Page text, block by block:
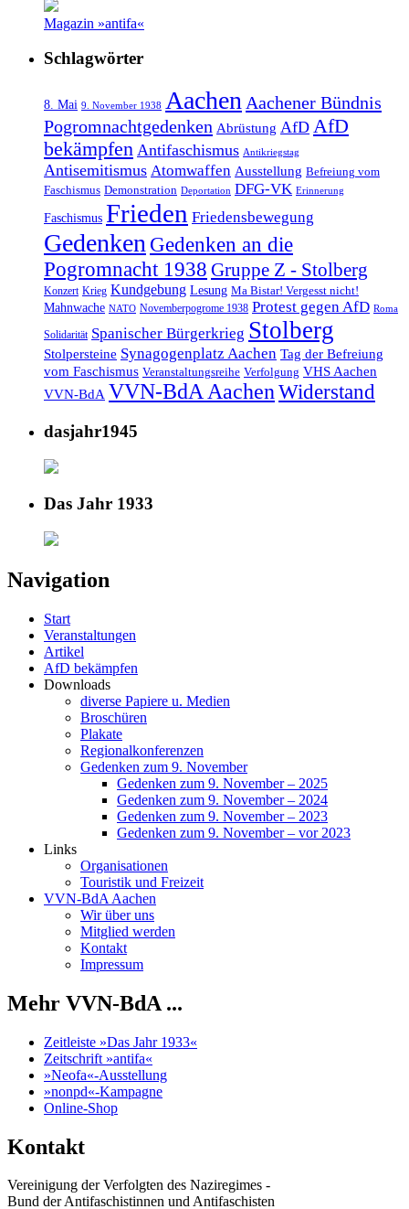
Magazin »antifa«
Schlagwörter
8. Mai 9. November 1938 Aachen Aachener Bündnis
Pogromnachtgedenken Abrüstung AfD AfD
bekämpfen Antifaschismus Antikriegstag
Antisemitismus Atomwaffen Ausstellung Befreiung vom
Faschismus Demonstration Deportation DFG-VK Erinnerung
Faschismus Frieden Friedensbewegung
Gedenken Gedenken an die
Pogromnacht 1938 Gruppe Z - Stolberg
Konzert Krieg Kundgebung Lesung Ma Bistar! Vergesst nicht!
Mahnwache NATO Novemberpogrome 1938 Protest gegen AfD Roma
Solidarität Spanischer Bürgerkrieg Stolberg
Stolpersteine Synagogenplatz Aachen Tag der Befreiung
vom Faschismus Veranstaltungsreihe Verfolgung VHS Aachen
VVN-BdA VVN-BdA AachenWiderstand
dasjahr1945
Das Jahr 1933
Navigation
Start
Veranstaltungen
Artikel
AfD bekämpfen
Downloads
diverse Papiere u. Medien
Broschüren
Plakate
Regionalkonferenzen
Gedenken zum 9. November
Gedenken zum 9. November – 2025
Gedenken zum 9. November – 2024
Gedenken zum 9. November – 2023
Gedenken zum 9. November – vor 2023
Links
Organisationen
Touristik und Freizeit
VVN-BdA Aachen
Wir über uns
Mitglied werden
Kontakt
Impressum
Mehr VVN-BdA ...
Zeitleiste »Das Jahr 1933«
Zeitschrift »antifa«
»Neofa«-Ausstellung
»nonpd«-Kampagne
Online-Shop
Kontakt
Vereinigung der Verfolgten des Naziregimes -
Bund der Antifaschistinnen und Antifaschisten